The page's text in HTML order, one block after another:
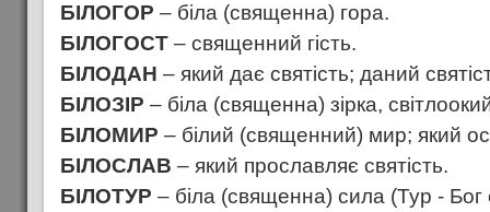
БІЛОГОР – біла (священна) гора.
БІЛОГОСТ – священний гість.
БІЛОДАН – який дає святість; даний
БІЛОЗІР – біла (священна) зірка,
БІЛОМИР – білий (священний) мир; який
БІЛОСЛАВ – який прославляє святість.
БІЛОТУР – біла (священна) сила (Тур - Бог